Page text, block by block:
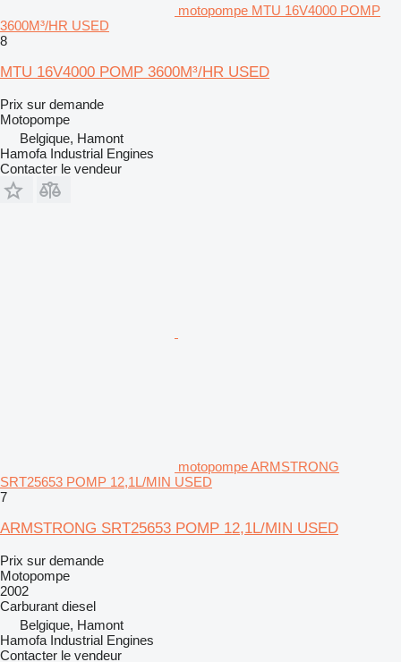
motopompe MTU 16V4000 POMP
3600M³/HR USED
8
MTU 16V4000 POMP 3600M³/HR USED
Prix sur demande
Motopompe
Belgique, Hamont
Hamofa Industrial Engines
Contacter le vendeur
motopompe ARMSTRONG
SRT25653 POMP 12,1L/MIN USED
7
ARMSTRONG SRT25653 POMP 12,1L/MIN USED
Prix sur demande
Motopompe
2002
Carburant diesel
Belgique, Hamont
Hamofa Industrial Engines
Contacter le vendeur